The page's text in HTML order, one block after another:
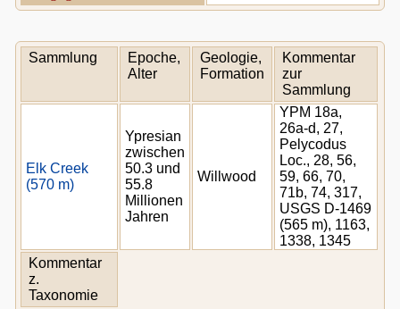
Sammlung
Epoche,
Alter
Geologie,
Formation
Kommentar
zur
Sammlung
Elk Creek
(570 m)
Ypresian
zwischen
50.3 und
55.8
Millionen
Jahren
Willwood
YPM 18a,
26a-d, 27,
Pelycodus
Loc., 28, 56,
59, 66, 70,
71b, 74, 317,
USGS D-1469
(565 m), 1163,
1338, 1345
Kommentar
z.
Taxonomie